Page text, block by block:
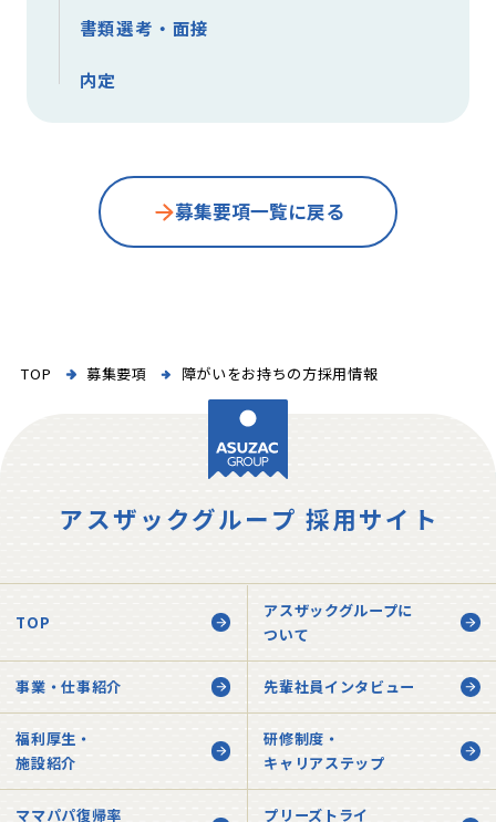
書類選考・面接
内定
募集要項一覧に戻る
TOP 募集要項 障がいをお持ちの方採用情報
アスザックグループ 採用サイト
TOP
アスザックグループに
ついて
事業・仕事紹介 先輩社員インタビュー
福利厚生・
施設紹介
研修制度・
キャリアステップ
ママパパ復帰率 プリーズトライ